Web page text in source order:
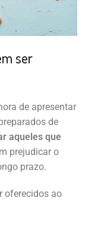
ser
de apresentar
de
aqueles que
prejudicar o
prazo.
oferecidos ao